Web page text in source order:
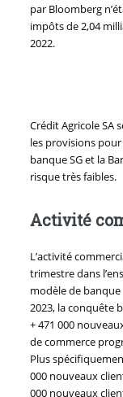
par Bloomberg
impôts de 2,04
2022.
Crédit Agricole SA
les provisions
banque SG et la
risque très faibles.
Activité
L’activité
trimestre dans
modèle de
2023, la conquête
+ 471 000
de commerce
Plus
000 nouveaux
000 nouveaux